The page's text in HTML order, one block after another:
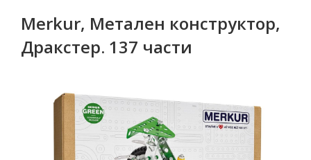
Merkur, Метален конструктор,
Дракстер. 137 части